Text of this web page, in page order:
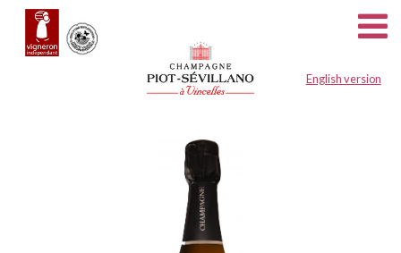
Panneau de gestion des cookies
English version